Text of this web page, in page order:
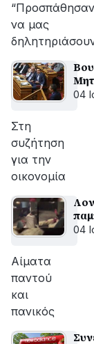
“Προσπάθησαν
να μας
04
Στη
συζήτηση
για την
οικονομία
04
Αίματα
παντού
και
πανικός